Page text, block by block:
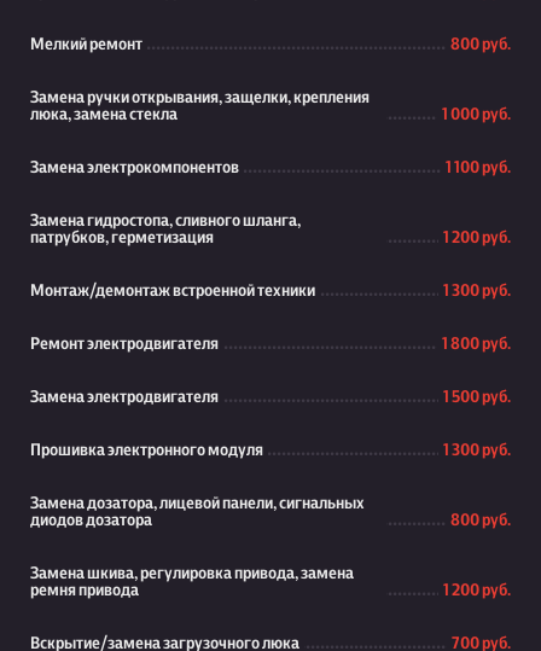
Мелкий ремонт 800 руб.
Замена ручки открывания, защелки, крепления
люка, замена стекла
1 000 руб.
Замена электрокомпонентов 1 100 руб.
Замена гидростопа, сливного шланга,
патрубков, герметизация
1 200 руб.
Монтаж/демонтаж встроенной техники 1 300 руб.
Ремонт электродвигателя 1 800 руб.
Замена электродвигателя 1 500 руб.
Прошивка электронного модуля 1 300 руб.
Замена дозатора, лицевой панели, сигнальных
диодов дозатора
800 руб.
Замена шкива, регулировка привода, замена
ремня привода
1 200 руб.
Вскрытие/замена загрузочного люка 700 руб.